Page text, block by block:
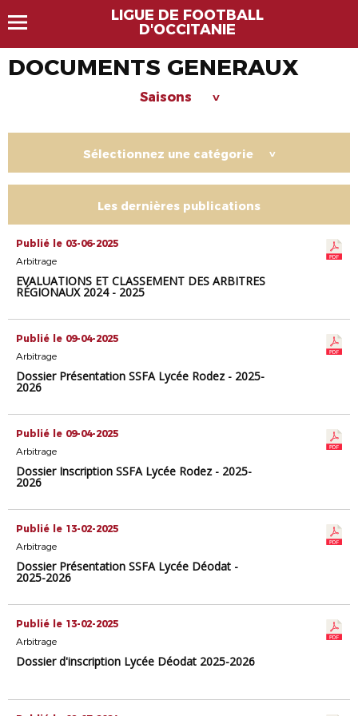
LIGUE DE FOOTBALL
D'OCCITANIE
DOCUMENTS GENERAUX
Saisons >
Sélectionnez une catégorie >
Les dernières publications
Publié le 03-06-2025
Arbitrage
EVALUATIONS ET CLASSEMENT DES ARBITRES
RÉGIONAUX 2024 - 2025
Publié le 09-04-2025
Arbitrage
Dossier Présentation SSFA Lycée Rodez - 2025-
2026
Publié le 09-04-2025
Arbitrage
Dossier Inscription SSFA Lycée Rodez - 2025-
2026
Publié le 13-02-2025
Arbitrage
Dossier Présentation SSFA Lycée Déodat -
2025-2026
Publié le 13-02-2025
Arbitrage
Dossier d'inscription Lycée Déodat 2025-2026